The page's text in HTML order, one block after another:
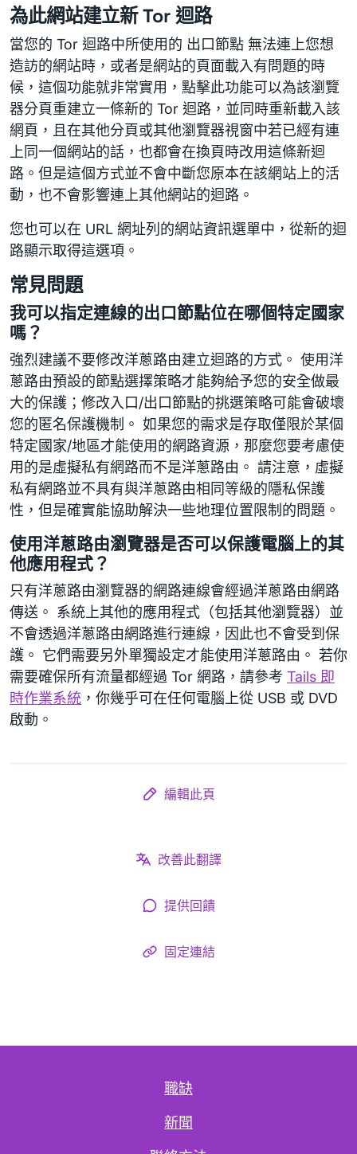
為此網站建立新 Tor 迴路
當您的 Tor 迴路中所使用的 出口節點 無法連上您想
造訪的網站時，或者是網站的頁面載入有問題的時
候，這個功能就非常實用，點擊此功能可以為該瀏覽
器分頁重建立一條新的 Tor 迴路，並同時重新載入該
網頁，且在其他分頁或其他瀏覽器視窗中若已經有連
上同一個網站的話，也都會在換頁時改用這條新迴
路。但是這個方式並不會中斷您原本在該網站上的活
動，也不會影響連上其他網站的迴路。
您也可以在 URL 網址列的網站資訊選單中，從新的迴
路顯示取得這選項。
常見問題
我可以指定連線的出口節點位在哪個特定國家
嗎？
強烈建議不要修改洋蔥路由建立迴路的方式。 使用洋
蔥路由預設的節點選擇策略才能夠給予您的安全做最
大的保護；修改入口/出口節點的挑選策略可能會破壞
您的匿名保護機制。 如果您的需求是存取僅限於某個
特定國家/地區才能使用的網路資源，那麼您要考慮使
用的是虛擬私有網路而不是洋蔥路由。 請注意，虛擬
私有網路並不具有與洋蔥路由相同等級的隱私保護
性，但是確實能協助解決一些地理位置限制的問題。
使用洋蔥路由瀏覽器是否可以保護電腦上的其
他應用程式？
只有洋蔥路由瀏覽器的網路連線會經過洋蔥路由網路
傳送。 系統上其他的應用程式（包括其他瀏覽器）並
不會透過洋蔥路由網路進行連線，因此也不會受到保
護。 它們需要另外單獨設定才能使用洋蔥路由。 若你
需要確保所有流量都經過 Tor 網路，請參考 Tails 即
時作業系統 ，你幾乎可在任何電腦上從 USB 或 DVD
啟動。
編輯此頁
改善此翻譯
提供回饋
固定連結
職缺
新聞